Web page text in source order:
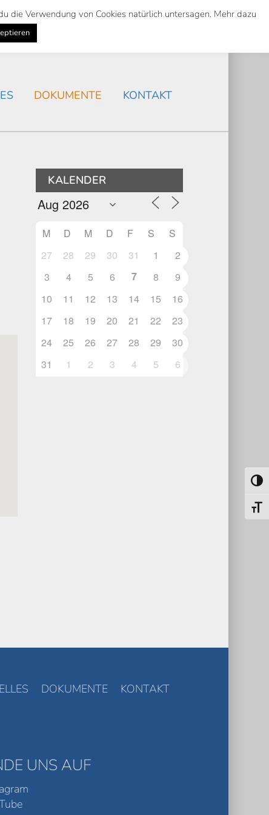
Suche
Search
AKTUELLES
DOKUMENTE KONTAKT
KALENDER
M D M D F S
S
27
28 29 30 31 1
2
3
4 5 6 7 8
9
10
11 12 13 14 15
16
17
18 19 20 21 22
23
24
25 26 27 28 29
30
31
1 2 3 4 5 6
DOKUMENTE KONTAKT
UNS AUF
die Verwendung von Cookies natürlich untersagen. Mehr dazu